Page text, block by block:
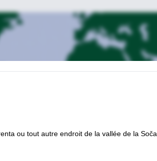
ou tout autre endroit de la vallée de la Soča.